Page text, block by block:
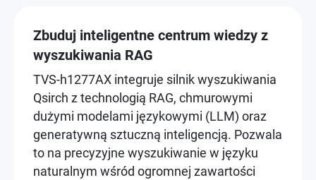
Zbuduj inteligentne centrum wiedzy z
wyszukiwania RAG
TVS-h1277AX integruje silnik wyszukiwania
Qsirch z technologią RAG, chmurowymi
dużymi modelami językowymi (LLM) oraz
generatywną sztuczną inteligencją. Pozwala
to na precyzyjne wyszukiwanie w języku
naturalnym wśród ogromnej zawartości